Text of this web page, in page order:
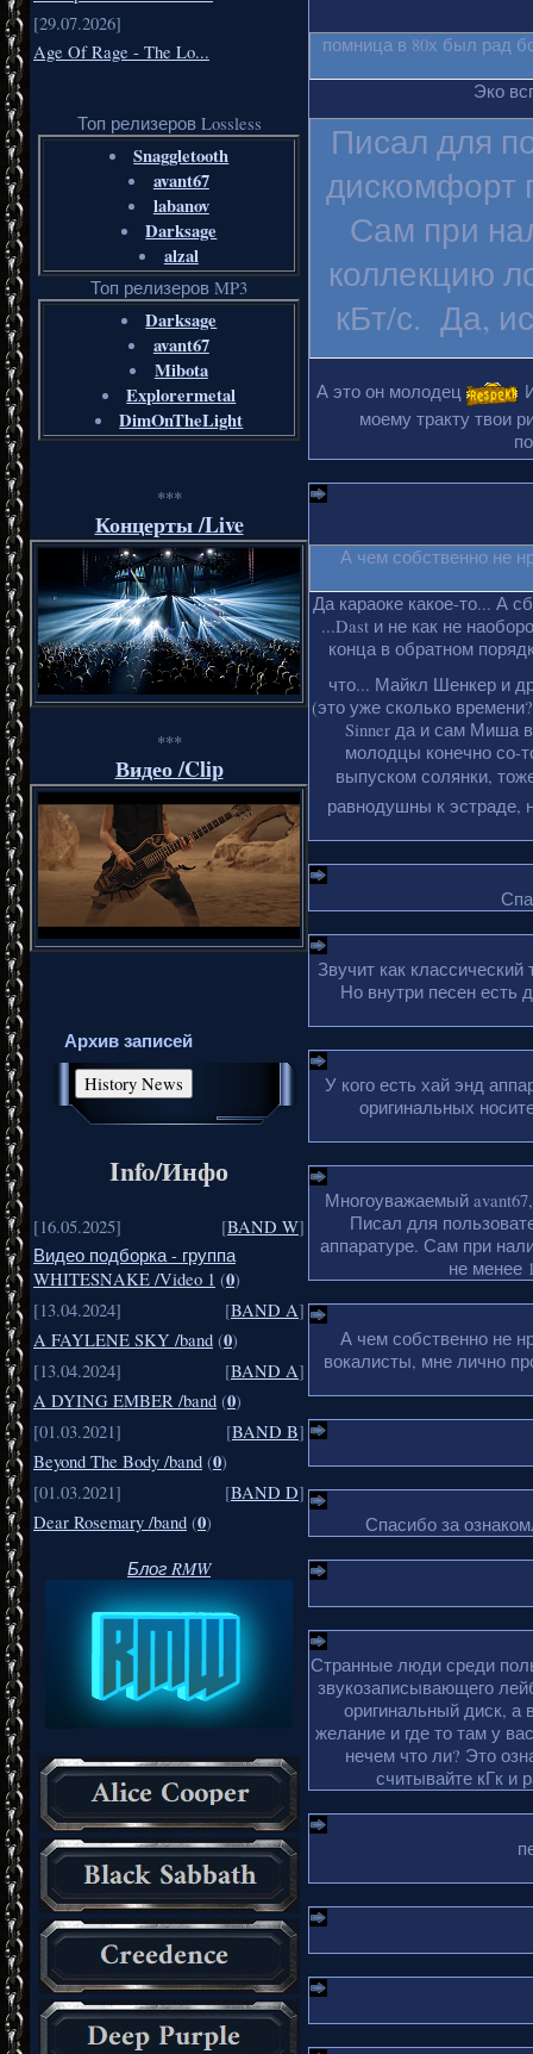
[29.07.2026]
Age Of Rage - The Lo...
Топ релизеров Lossless
Snaggletooth
avant67
labanov
Darksage
alzal
Топ релизеров MP3
Darksage
avant67
Mibota
Explorermetal
DimOnTheLight
***
Концерты /Live
***
Видео /Clip
Архив записей
Info/Инфо
[16.05.2025] [BAND W]
Видео подборка - группа
WHITESNAKE /Video 1 (0)
[13.04.2024]
[BAND A]
A FAYLENE SKY /band (0)
[13.04.2024]
[BAND A]
A DYING EMBER /band (0)
[01.03.2021]
[BAND B]
Beyond The Body /band (0)
[01.03.2021]
[BAND D]
Dear Rosemary /band (0)
Блог RMW
помница в 80х был рад
Эко
Писал для
дискомфорт
Сам при
коллекцию
кБт/с. Да,
А это он молодец
моему тракту твои
А чем собственно не
Да караоке какое-то... А
...Dast и не как не
конца в обратном
что... Майкл Шенкер и
(это уже сколько
Sinner да и сам Миша
молодцы конечно со-
выпуском солянки,
равнодушны к эстраде,
Звучит как
Но внутри песен есть
У кого есть хай энд
оригинальных
Многоуважаемый
Писал для
аппаратуре. Сам при
не менее
А чем собственно не
вокалисты, мне лично
Спасибо за
Странные люди среди
звукозаписывающего
оригинальный диск, а
желание и где то там у
нечем что ли? Это
считывайте кГк и